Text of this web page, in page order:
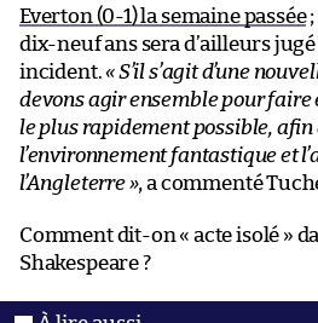
Everton (0-1) la semaine passée;
dix-neuf ans sera d’ailleurs
incident.« S’il s’agit d’une
devons agir ensemble pour faire
le plus rapidement possible, afin
l’environnement fantastique et
l’Angleterre », a commenté
Comment dit-on « acte isolé »
Shakespeare ?